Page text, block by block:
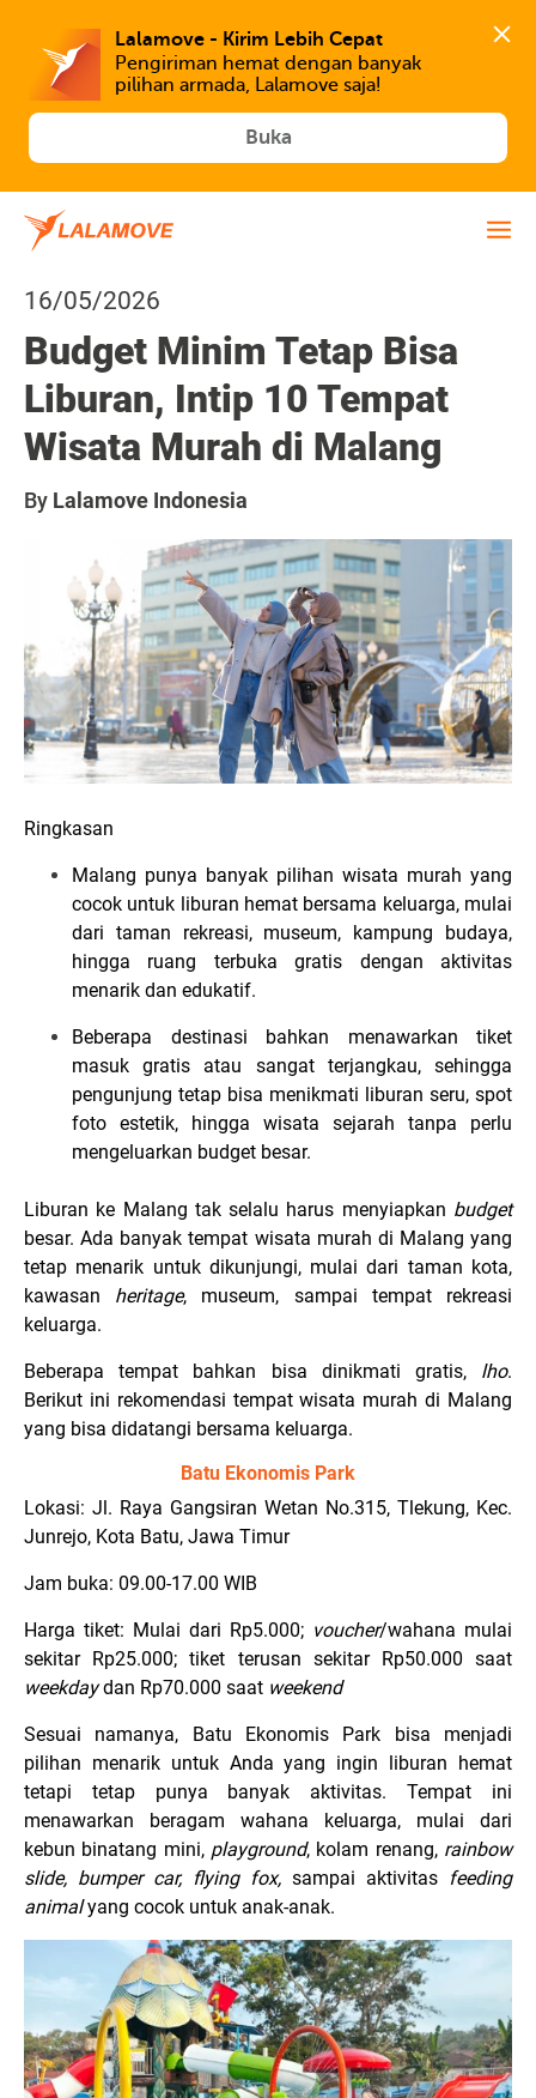
Lalamove - Kirim Lebih Cepat
Pengiriman hemat dengan banyak
Buka
16/05/2026
Budget Minim Tetap Bisa
Liburan, Intip 10 Tempat
Wisata Murah di Malang
By Lalamove Indonesia
Ringkasan
Malang punya banyak pilihan wisata murah yang
cocok untuk liburan hemat bersama keluarga, mulai
dari taman rekreasi, museum, kampung budaya,
hingga ruang terbuka gratis dengan aktivitas
menarik dan edukatif.
Beberapa destinasi bahkan menawarkan tiket
masuk gratis atau sangat terjangkau, sehingga
pengunjung tetap bisa menikmati liburan seru, spot
foto estetik, hingga wisata sejarah tanpa perlu
mengeluarkan budget besar.
Liburan ke Malang tak selalu harus menyiapkan budget
besar. Ada banyak tempat wisata murah di Malang yang
tetap menarik untuk dikunjungi, mulai dari taman kota,
kawasan heritage, museum, sampai tempat rekreasi
keluarga.
Beberapa tempat bahkan bisa dinikmati gratis, lho.
Berikut ini rekomendasi tempat wisata murah di Malang
yang bisa didatangi bersama keluarga.
Batu Ekonomis Park
Lokasi: Jl. Raya Gangsiran Wetan No.315, Tlekung, Kec.
Junrejo, Kota Batu, Jawa Timur
Jam buka: 09.00-17.00 WIB
Harga tiket: Mulai dari Rp5.000; voucher/wahana mulai
sekitar Rp25.000; tiket terusan sekitar Rp50.000 saat
weekdaydan Rp70.000 saat weekend
Sesuai namanya, Batu Ekonomis Park bisa menjadi
pilihan menarik untuk Anda yang ingin liburan hemat
tetapi tetap punya banyak aktivitas. Tempat ini
menawarkan beragam wahana keluarga, mulai dari
kebun binatang mini, playground, kolam renang, rainbow
slide, bumper car, flying fox, sampai aktivitas feeding
animalyang cocok untuk anak-anak.